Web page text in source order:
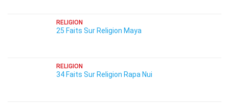
RELIGION
25 Faits Sur Religion Maya
RELIGION
34 Faits Sur Religion Rapa Nui